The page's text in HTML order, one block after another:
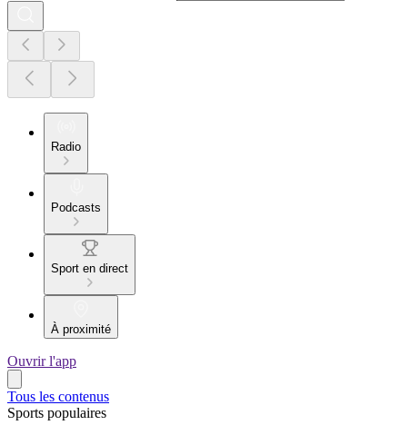
Radio
Podcasts
Sport en direct
À proximité
Ouvrir l'app
Tous les contenus
Sports populaires